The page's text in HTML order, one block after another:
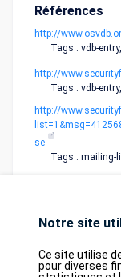
Références
http://
Tags : vdb-
http://
Tags : vdb-
http://
se
Tags : mailing-
Notre site
Ce site utilise
pour diverses